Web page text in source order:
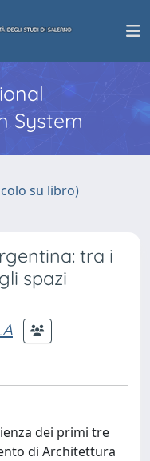
System
su libro)
tra i
spazi
dei primi tre
di Architettura